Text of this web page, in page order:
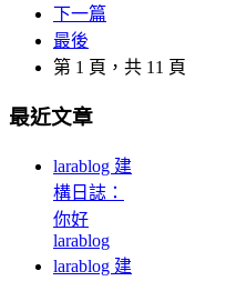
下一篇
最後
第 1 頁，共 11 頁
最近文章
larablog 建
構日誌：
你好
larablog
larablog 建